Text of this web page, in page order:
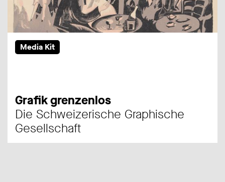
Media Kit
Grafik grenzenlos
Die Schweizerische Graphische
Gesellschaft